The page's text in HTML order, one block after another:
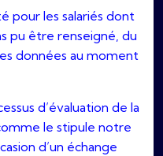
pour les salariés dont
pu être renseigné, du
données au moment
d’évaluation de la
le stipule notre
d’un échange